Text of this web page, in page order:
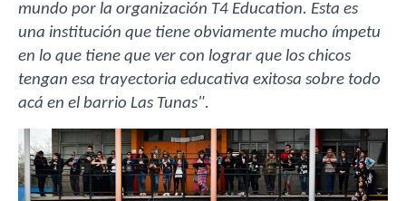
mundo por la organización T4 Education. Esta es
una institución que tiene obviamente mucho ímpetu
en lo que tiene que ver con lograr que los chicos
tengan esa trayectoria educativa exitosa sobre todo
acá en el barrio Las Tunas".